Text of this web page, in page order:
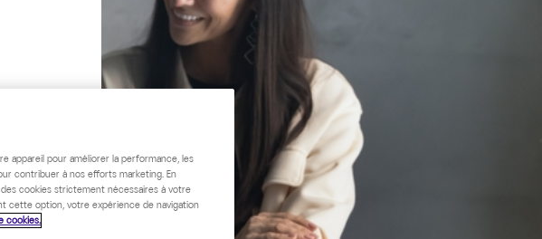
appareil pour améliorer la performance, les
contribuer à nos efforts marketing. En
cookies strictement nécessaires à votre
cette option, votre expérience de navigation
cookies.